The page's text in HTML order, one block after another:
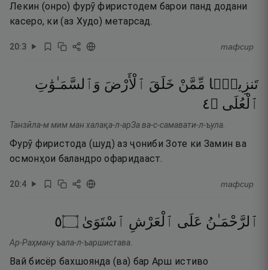
Лекин (онро) фурӯ фиристодем барои панд додани
касеро, ки (аз Худо) метарсад.
20:3 тафсир
تَنزِيلًۭا مِّمَّنْ خَلَقَ ٱلْأَرْضَ وَٱلسَّمَـٰوَٰتِ
ٱلْعُلَى ۝٤
Танзӣла-м мим ман халақа-л-арЗа ва-с-самавати-л-ъула.
Фурӯ фиристода (шуд) аз ҷониби Зоте ки Замин ва
осмонҳои баландро офаридааст.
20:4 тафсир
ٱلرَّحْمَـٰنُ عَلَى ٱلْعَرْشِ ٱسْتَوَىٰ ۝٥
Ар-Раҳману ъала-л-ъаршистава.
Вай бисёр бахшоянда (ва) бар Арш истиво